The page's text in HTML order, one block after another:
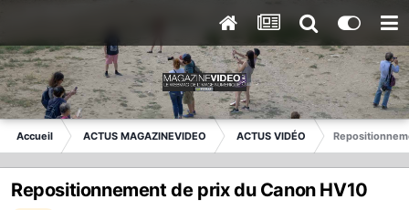
Accueil ACTUS MAGAZINEVIDEO ACTUS VIDÉO
Repositionnement de prix du Canon HV10